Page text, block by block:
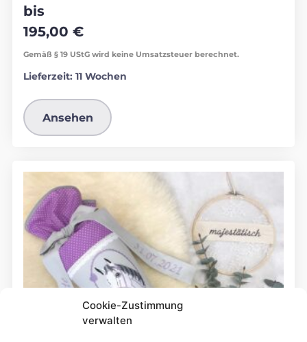
Cookie-Zustimmung
verwalten
bis
195,00 €
Gemäß § 19 UStG wird keine Umsatzsteuer berechnet.
Lieferzeit: 11 Wochen
Ansehen